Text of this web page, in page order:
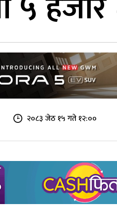
२०८३ जेठ १५ गते १२:००